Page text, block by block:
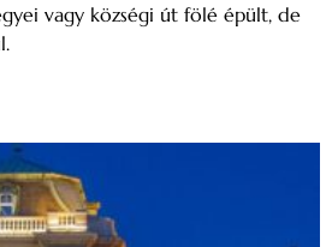
vagy községi út fölé épült, de